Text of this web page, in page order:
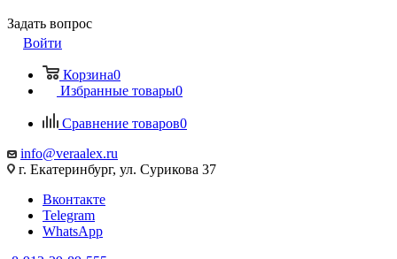
Задать вопрос
Войти
Корзина0
Избранные товары0
Сравнение товаров0
info@veraalex.ru
г. Екатеринбург, ул. Сурикова 37
Вконтакте
Telegram
WhatsApp